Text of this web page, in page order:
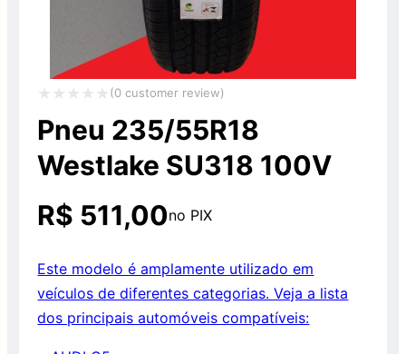
Avaliação
0
de
(0 customer review)
Pneu 235/55R18
Westlake SU318 100V
R$ 511,00no PIX
Este modelo é amplamente utilizado em
veículos de diferentes categorias. Veja a lista
dos principais automóveis compatíveis: